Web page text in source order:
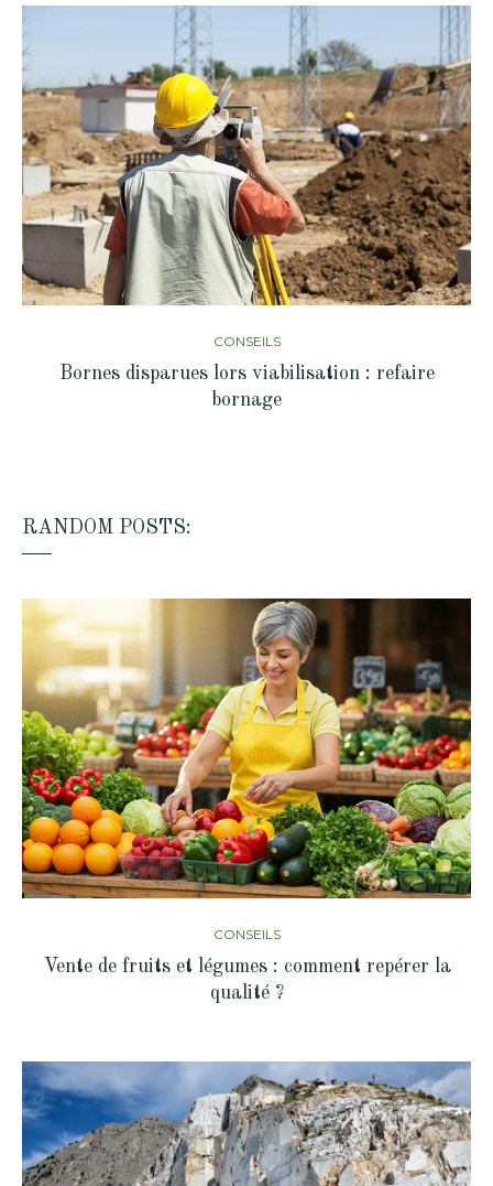
CONSEILS
Bornes disparues lors viabilisation : refaire
bornage
RANDOM POSTS:
CONSEILS
Vente de fruits et légumes : comment repérer la
qualité ?